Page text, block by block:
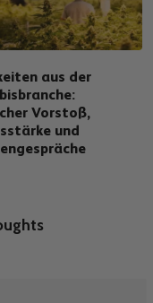
aus der
Vorstoß,
und